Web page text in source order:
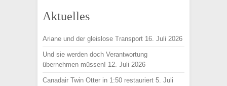
Aktuelles
Ariane und der gleislose Transport 16. Juli 2026
Und sie werden doch Verantwortung
übernehmen müssen! 12. Juli 2026
Canadair Twin Otter in 1:50 restauriert 5. Juli